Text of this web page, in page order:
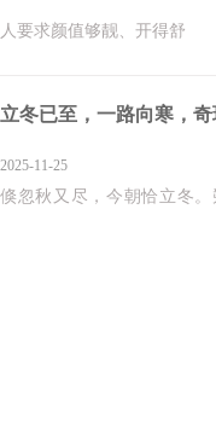
人要求颜值够靓、开得舒
立冬已至，一路向寒，
2025-11-25
倏忽秋又尽，今朝恰立冬